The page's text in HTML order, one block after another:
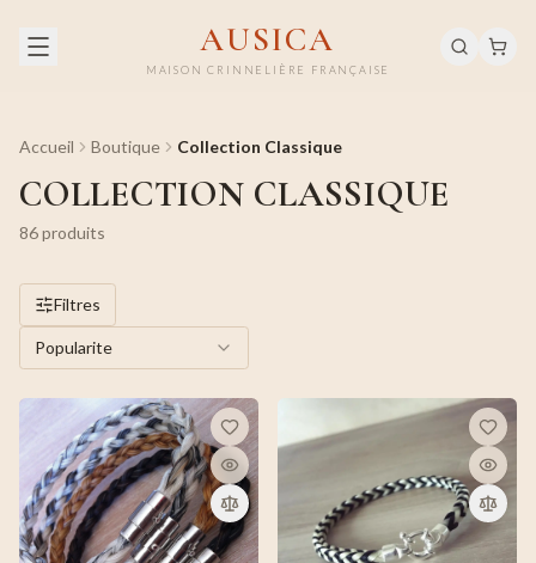
AUSICA
MAISON CRINNELIÈRE FRANÇAISE
Accueil Boutique Collection Classique
COLLECTION CLASSIQUE
86produits
Filtres
Popularite